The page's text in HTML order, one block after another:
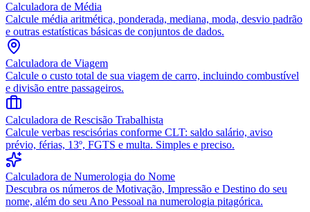
Calculadora de Média
Calcule média aritmética, ponderada, mediana, moda, desvio padrão
e outras estatísticas básicas de conjuntos de dados.
Calculadora de Viagem
Calcule o custo total de sua viagem de carro, incluindo combustível
e divisão entre passageiros.
Calculadora de Rescisão Trabalhista
Calcule verbas rescisórias conforme CLT: saldo salário, aviso
prévio, férias, 13º, FGTS e multa. Simples e preciso.
Calculadora de Numerologia do Nome
Descubra os números de Motivação, Impressão e Destino do seu
nome, além do seu Ano Pessoal na numerologia pitagórica.